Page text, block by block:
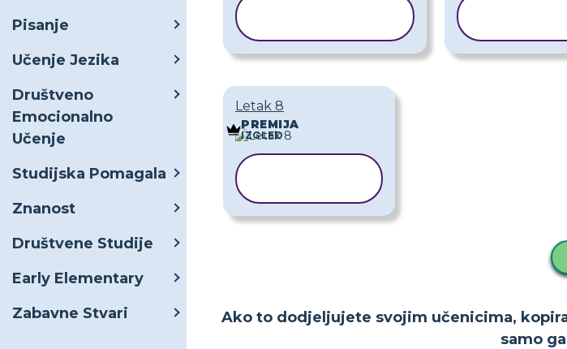
Pisanje
Učenje Jezika
Društveno
Emocionalno
Učenje
Studijska Pomagala
Znanost
Društvene Studije
Early Elementary
Zabavne Stvari
Letak 8
PREMIJA
IZGLED
Ako to dodjeljujete svojim učenicima,
samo